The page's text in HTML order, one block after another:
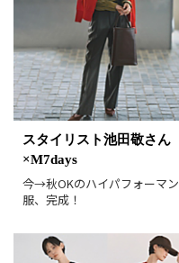
画像小
表示件数 30件
並び順 おすすめ
新着順
価格が高
スタイリスト池田敬さん
×M7days
今→秋OKのハイパフォーマ
服、完成！